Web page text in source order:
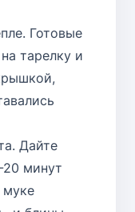
Готовые
тарелку и
Дайте
20 минут
муке